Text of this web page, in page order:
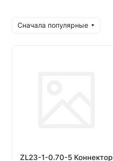
Сначала популярные
ZL23-1-0.70-5 Коннектор